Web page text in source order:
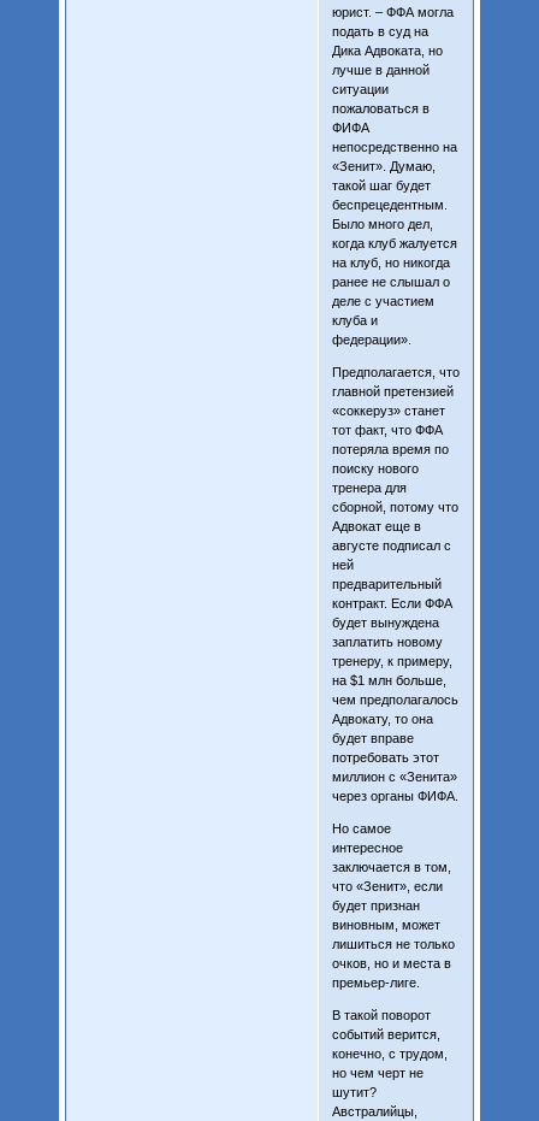
юрист. – ФФА могла
подать в суд на
Дика Адвоката, но
лучше в данной
ситуации
пожаловаться в
ФИФА
непосредственно на
«Зенит». Думаю,
такой шаг будет
беспрецедентным.
Было много дел,
когда клуб жалуется
на клуб, но никогда
ранее не слышал о
деле с участием
клуба и
федерации».
Предполагается, что
главной претензией
«соккеруз» станет
тот факт, что ФФА
потеряла время по
поиску нового
тренера для
сборной, потому что
Адвокат еще в
августе подписал с
ней
предварительный
контракт. Если ФФА
будет вынуждена
заплатить новому
тренеру, к примеру,
на $1 млн больше,
чем предполагалось
Адвокату, то она
будет вправе
потребовать этот
миллион с «Зенита»
через органы ФИФА.
Но самое
интересное
заключается в том,
что «Зенит», если
будет признан
виновным, может
лишиться не только
очков, но и места в
премьер-лиге.
В такой поворот
событий верится,
конечно, с трудом,
но чем черт не
шутит?
Австралийцы,